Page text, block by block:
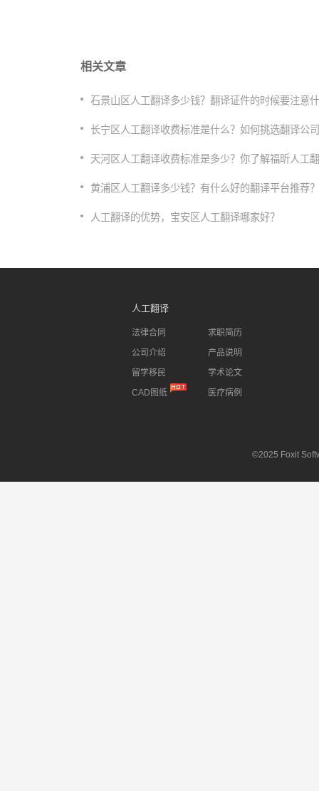
相关文章
石景山区人工翻译多少钱？翻译证件的时候要注意
长宁区人工翻译收费标准是什么？如何挑选翻译公
天河区人工翻译收费标准是多少？你了解福昕人工
​黄浦区人工翻译多少钱？有什么好的翻译平台推荐？
人工翻译的优势，宝安区人工翻译哪家好？
人工翻译
法律合同
公司介绍
留学移民
CAD图纸
求职简历
产品说明
学术论文
医疗病例
©2025 Foxit